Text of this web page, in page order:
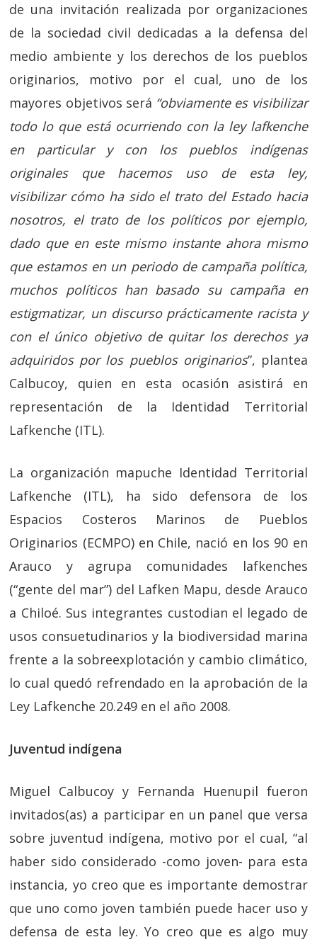
de una invitación realizada por organizaciones
de la sociedad civil dedicadas a la defensa del
medio ambiente y los derechos de los pueblos
originarios, motivo por el cual, uno de los
mayores objetivos será “obviamente es visibilizar
todo lo que está ocurriendo con la ley lafkenche
en particular y con los pueblos indígenas
originales que hacemos uso de esta ley,
visibilizar cómo ha sido el trato del Estado hacia
nosotros, el trato de los políticos por ejemplo,
dado que en este mismo instante ahora mismo
que estamos en un periodo de campaña política,
muchos políticos han basado su campaña en
estigmatizar, un discurso prácticamente racista y
con el único objetivo de quitar los derechos ya
adquiridos por los pueblos originarios”, plantea
Calbucoy, quien en esta ocasión asistirá en
representación de la Identidad Territorial
Lafkenche (ITL).
La organización mapuche Identidad Territorial
Lafkenche (ITL), ha sido defensora de los
Espacios Costeros Marinos de Pueblos
Originarios (ECMPO) en Chile, nació en los 90 en
Arauco y agrupa comunidades lafkenches
(“gente del mar”) del Lafken Mapu, desde Arauco
a Chiloé. Sus integrantes custodian el legado de
usos consuetudinarios y la biodiversidad marina
frente a la sobreexplotación y cambio climático,
lo cual quedó refrendado en la aprobación de la
Ley Lafkenche 20.249 en el año 2008.
Juventud indígena
Miguel Calbucoy y Fernanda Huenupil fueron
invitados(as) a participar en un panel que versa
sobre juventud indígena, motivo por el cual, “al
haber sido considerado -como joven- para esta
instancia, yo creo que es importante demostrar
que uno como joven también puede hacer uso y
defensa de esta ley. Yo creo que es algo muy